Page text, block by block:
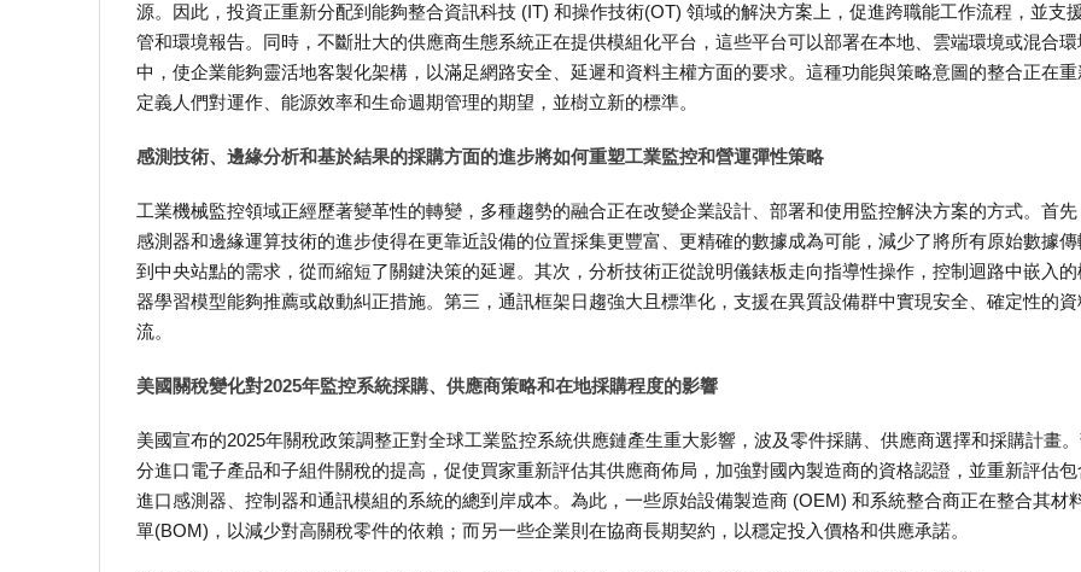
源。因此，投資正重新分配到能夠整合資訊科技 (IT) 和操作技術(OT) 領域的解決方案上，促進跨職能工作流程，並支
管和環境報告。同時，不斷壯大的供應商生態系統正在提供模組化平台，這些平台可以部署在本地、雲端環境或混合環
中，使企業能夠靈活地客製化架構，以滿足網路安全、延遲和資料主權方面的要求。這種功能與策略意圖的整合正在重
定義人們對運作、能源效率和生命週期管理的期望，並樹立新的標準。
感測技術、邊緣分析和基於結果的採購方面的進步將如何重塑工業監控和營運彈性策略
工業機械監控領域正經歷著變革性的轉變，多種趨勢的融合正在改變企業設計、部署和使用監控解決方案的方式。首先
感測器和邊緣運算技術的進步使得在更靠近設備的位置採集更豐富、更精確的數據成為可能，減少了將所有原始數據傳
到中央站點的需求，從而縮短了關鍵決策的延遲。其次，分析技術正從說明儀錶板走向指導性操作，控制迴路中嵌入的
器學習模型能夠推薦或啟動糾正措施。第三，通訊框架日趨強大且標準化，支援在異質設備群中實現安全、確定性的資
流。
美國關稅變化對2025年監控系統採購、供應商策略和在地採購程度的影響
美國宣布的2025年關稅政策調整正對全球工業監控系統供應鏈產生重大影響，波及零件採購、供應商選擇和採購計畫
分進口電子產品和子組件關稅的提高，促使買家重新評估其供應商佈局，加強對國內製造商的資格認證，並重新評估包
進口感測器、控制器和通訊模組的系統的總到岸成本。為此，一些原始設備製造商 (OEM) 和系統整合商正在整合其材
單(BOM)，以減少對高關稅零件的依賴；而另一些企業則在協商長期契約，以穩定投入價格和供應承諾。